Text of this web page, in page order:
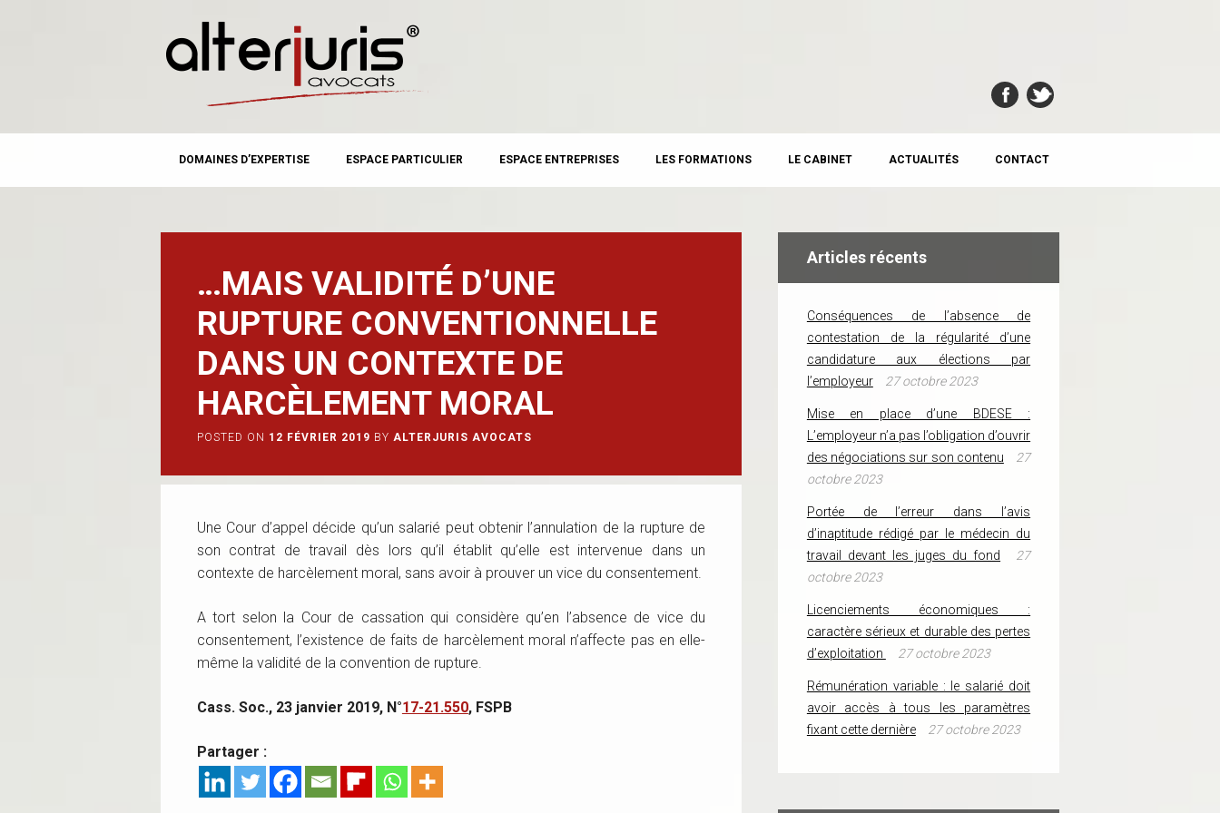
MAIN MENU
content
DOMAINES D’EXPERTISE ESPACE PARTICULIER ESPACE ENTREPRISES LES FORMATIONS LE CABINET ACTUALITÉS CONTACT
…MAIS VALIDITÉ D’UNE
RUPTURE CONVENTIONNELLE
DANS UN CONTEXTE DE
HARCÈLEMENT MORAL
POSTED ON 12 FÉVRIER 2019 BY ALTERJURIS AVOCATS
Une Cour d’appel décide qu’un salarié peut obtenir l’annulation de la rupture de
son contrat de travail dès lors qu’il établit qu’elle est intervenue dans un
contexte de harcèlement moral, sans avoir à prouver un vice du consentement.
A tort selon la Cour de cassation qui considère qu’en l’absence de vice du
consentement, l’existence de faits de harcèlement moral n’affecte pas en elle-
même la validité de la convention de rupture.
Cass. Soc., 23 janvier 2019, N°17-21.550, FSPB
Partager :
Articles récents
Conséquences de l’absence de
contestation de la régularité d’une
candidature aux élections par
l’employeur
27 octobre 2023
Mise en place d’une BDESE :
L’employeur n’a pas l’obligation d’ouvrir
des négociations sur son contenu
27
octobre 2023
Portée de l’erreur dans l’avis
d’inaptitude rédigé par le médecin du
travail devant les juges du fond
27
octobre 2023
Licenciements économiques :
caractère sérieux et durable des pertes
d’exploitation
27 octobre 2023
Rémunération variable : le salarié doit
avoir accès à tous les paramètres
fixant cette dernière
27 octobre 2023